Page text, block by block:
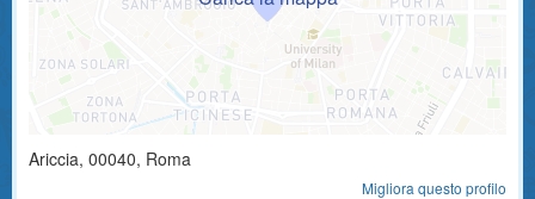
Ariccia, 00040, Roma
Migliora questo profilo